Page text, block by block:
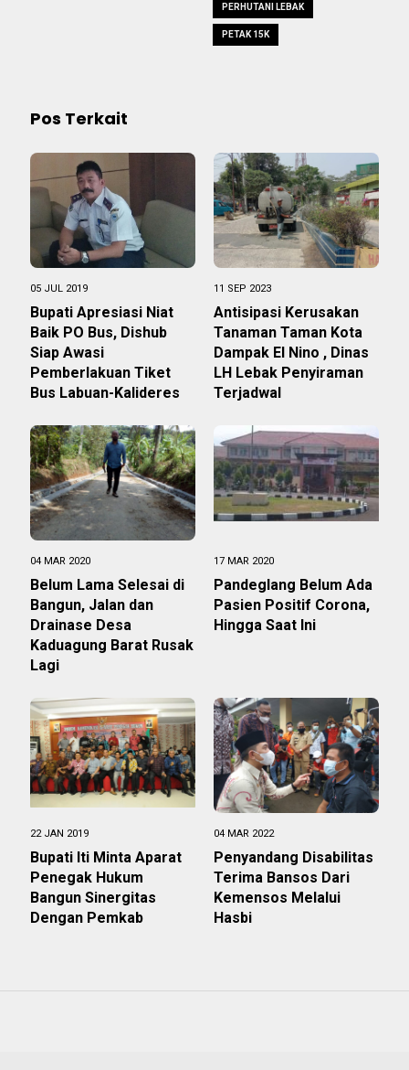
PERHUTANI LEBAK
PETAK 15K
Pos Terkait
05 JUL 2019
Bupati Apresiasi Niat
Baik PO Bus, Dishub
Siap Awasi
Pemberlakuan Tiket
Bus Labuan-Kalideres
11 SEP 2023
Antisipasi Kerusakan
Tanaman Taman Kota
Dampak El Nino , Dinas
LH Lebak Penyiraman
Terjadwal
04 MAR 2020
Belum Lama Selesai di
Bangun, Jalan dan
Drainase Desa
Kaduagung Barat Rusak
Lagi
17 MAR 2020
Pandeglang Belum Ada
Pasien Positif Corona,
Hingga Saat Ini
22 JAN 2019
Bupati Iti Minta Aparat
Penegak Hukum
Bangun Sinergitas
Dengan Pemkab
04 MAR 2022
Penyandang Disabilitas
Terima Bansos Dari
Kemensos Melalui
Hasbi